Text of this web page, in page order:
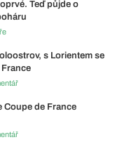
Teď půjde o
s Lorientem se
Coupe de France